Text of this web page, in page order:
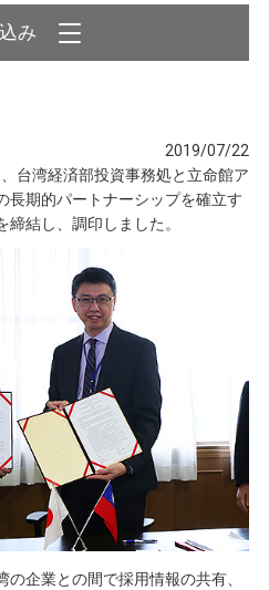
2019/07/22
台湾経済部投資事務処と立命館ア
長期的パートナーシップを確立す
結し、調印しました。
企業との間で採用情報の共有、